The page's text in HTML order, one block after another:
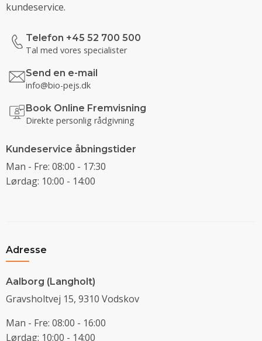
kundeservice.
Telefon +45 52 700 500
Tal med vores specialister
Send en e-mail
info@bio-pejs.dk
Book Online Fremvisning
Direkte personlig rådgivning
Kundeservice åbningstider
Man - Fre: 08:00 - 17:30
Lørdag: 10:00 - 14:00
Adresse
Aalborg (Langholt)
Gravsholtvej 15, 9310 Vodskov
Man - Fre: 08:00 - 16:00
Lørdag: 10:00 - 14:00